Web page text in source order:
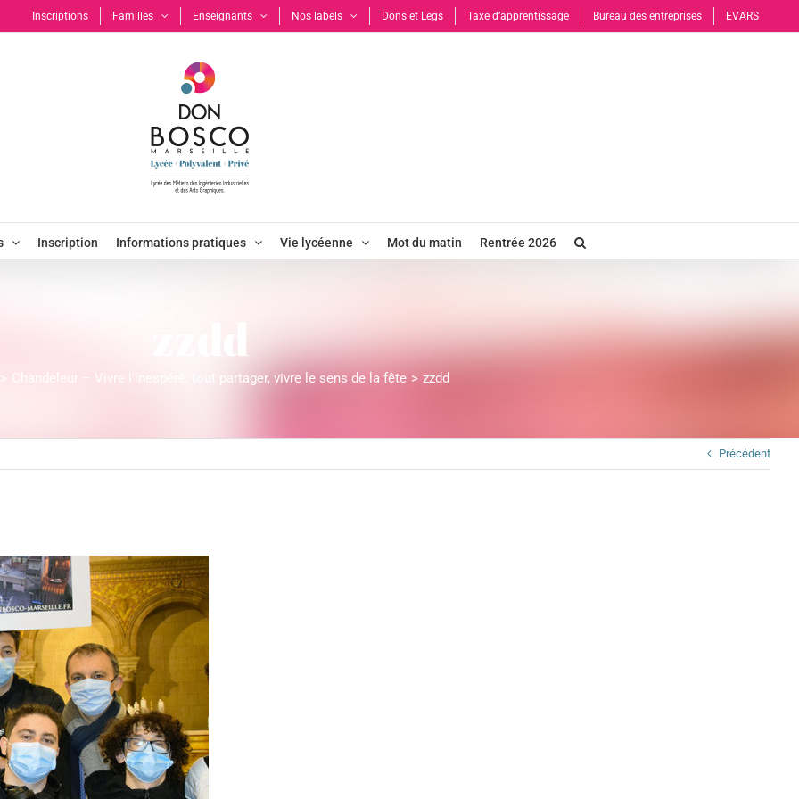
Inscriptions Familles Enseignants Nos labels Dons et Legs Taxe d’apprentissage Bureau des entreprises EVARS
Inscription Informations pratiques Vie lycéenne Mot du matin Rentrée 2026
zzdd
Chandeleur – Vivre l’inespéré, tout partager, vivre le sens de la fête zzdd
Précédent